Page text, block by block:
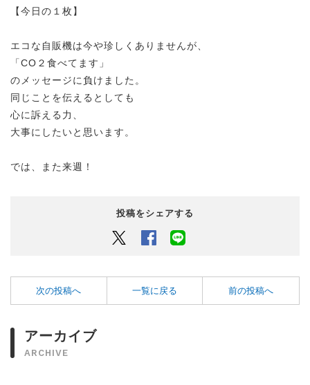
【今日の１枚】
エコな自販機は今や珍しくありませんが、
「CO２食べてます」
のメッセージに負けました。
同じことを伝えるとしても
心に訴える力、
大事にしたいと思います。
では、また来週！
投稿をシェアする
Twitter Facebook
次の投稿へ 一覧に戻る 前の投稿へ
アーカイブ
ARCHIVE